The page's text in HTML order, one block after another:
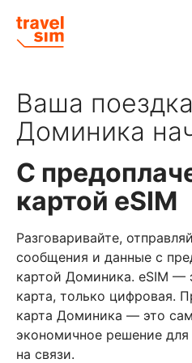
Ваша
Доминика
С
картой eSIM
Разговаривайте,
сообщения и данные с
картой Доминика. eSIM —
карта, только цифровая.
карта Доминика — это
экономичное решение для
на связи.